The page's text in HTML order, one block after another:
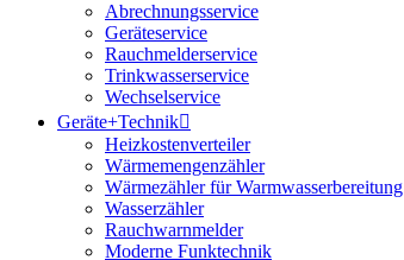
Abrechnungsservice
Geräteservice
Rauchmelderservice
Trinkwasserservice
Wechselservice
Geräte+Technik
Heizkostenverteiler
Wärmemengenzähler
Wärmezähler für Warmwasserbereitung
Wasserzähler
Rauchwarnmelder
Moderne Funktechnik